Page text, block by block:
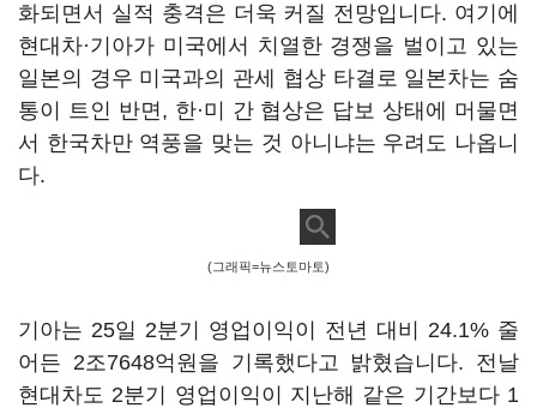
화되면서 실적 충격은 더욱 커질 전망입니다. 여기에
현대차·기아가 미국에서 치열한 경쟁을 벌이고 있는
일본의 경우 미국과의 관세 협상 타결로 일본차는 숨
통이 트인 반면, 한·미 간 협상은 답보 상태에 머물면
서 한국차만 역풍을 맞는 것 아니냐는 우려도 나옵니
다.
(그래픽=뉴스토마토)
기아는 25일 2분기 영업이익이 전년 대비 24.1% 줄
어든 2조7648억원을 기록했다고 밝혔습니다. 전날
현대차도 2분기 영업이익이 지난해 같은 기간보다 1